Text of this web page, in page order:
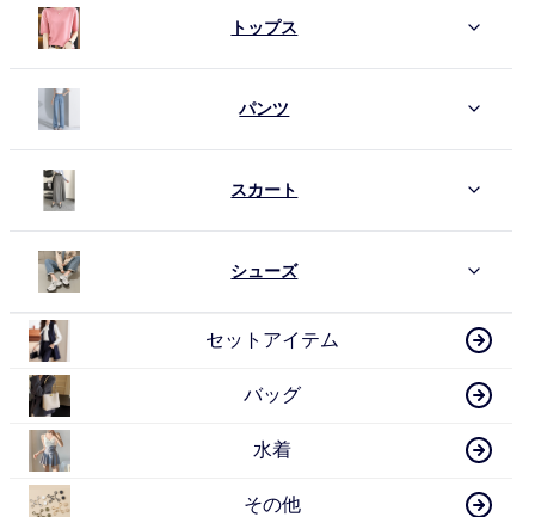
トップス
パンツ
スカート
シューズ
セットアイテム
バッグ
水着
その他